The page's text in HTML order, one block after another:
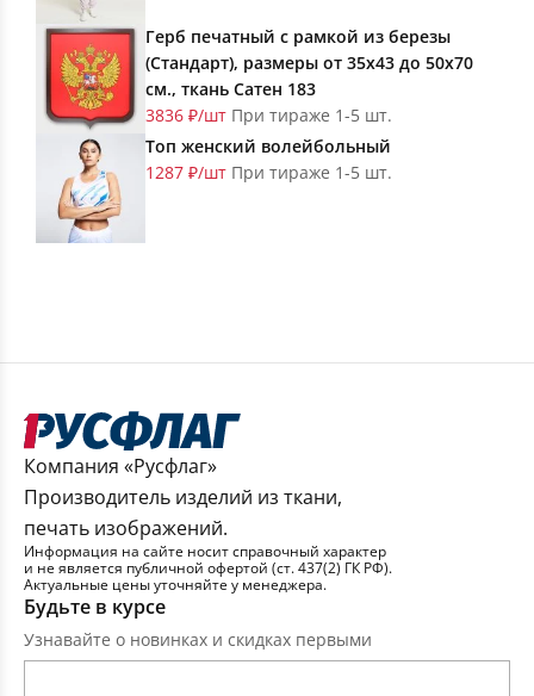
Герб печатный с рамкой из березы
(Стандарт), размеры от 35х43 до 50х70
см., ткань Сатен 183
3836 ₽/шт При тираже 1-5 шт.
Топ женский волейбольный
1287 ₽/шт При тираже 1-5 шт.
Компания «Русфлаг»
Производитель изделий из ткани,
печать изображений.
Информация на сайте носит справочный характер
и не является публичной офертой (ст. 437(2) ГК РФ).
Актуальные цены уточняйте у менеджера.
Будьте в курсе
Узнавайте о новинках и скидках первыми